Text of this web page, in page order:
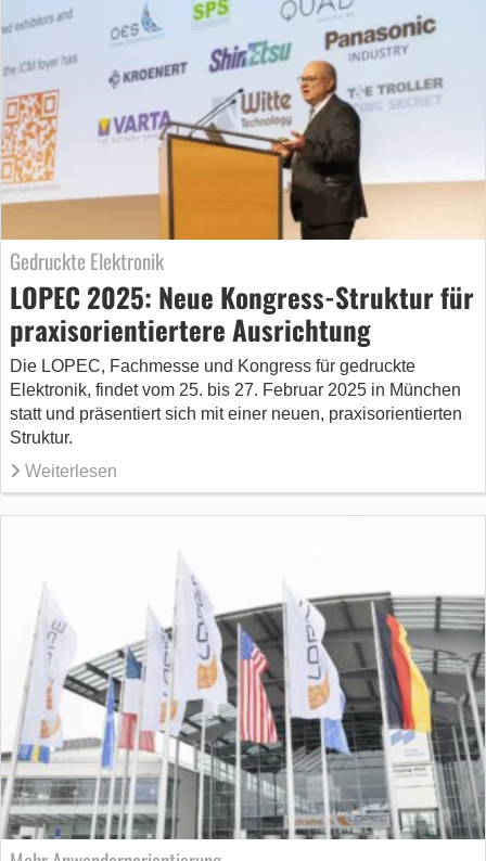
Gedruckte Elektronik
LOPEC 2025: Neue Kongress-Struktur für
praxisorientiertere Ausrichtung
Die LOPEC, Fachmesse und Kongress für gedruckte
Elektronik, findet vom 25. bis 27. Februar 2025 in München
statt und präsentiert sich mit einer neuen, praxisorientierten
Struktur.
Weiterlesen